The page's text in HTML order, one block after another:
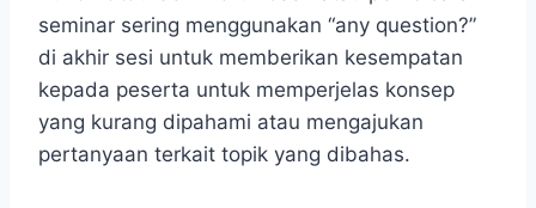
seminar sering menggunakan “any question?”
di akhir sesi untuk memberikan kesempatan
kepada peserta untuk memperjelas konsep
yang kurang dipahami atau mengajukan
pertanyaan terkait topik yang dibahas.